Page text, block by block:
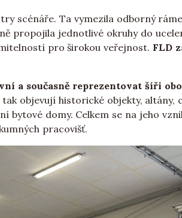
scénáře. Ta vymezila odborný
propojila jednotlivé okruhy do
pro širokou veřejnost. FLD
a současně reprezentovat šíři
objevují historické objekty, altány,
bytové domy. Celkem se na jeho
pracovišť.